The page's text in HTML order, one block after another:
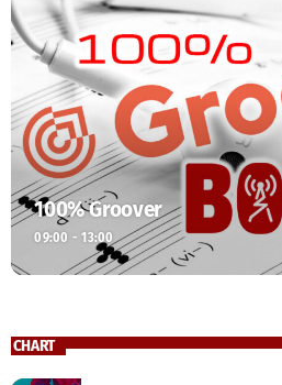
100% Groover
09:00 - 13:00
CHART